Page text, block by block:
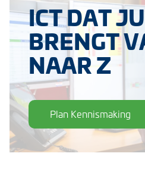
ICT DAT
BRENGT
NAAR Z
Plan Kennismaking